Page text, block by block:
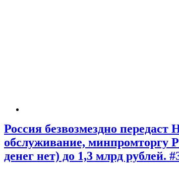
Россия безвозмездно
обслуживание, минпромторгу
денег нет) до 1,3 млрд рублей.